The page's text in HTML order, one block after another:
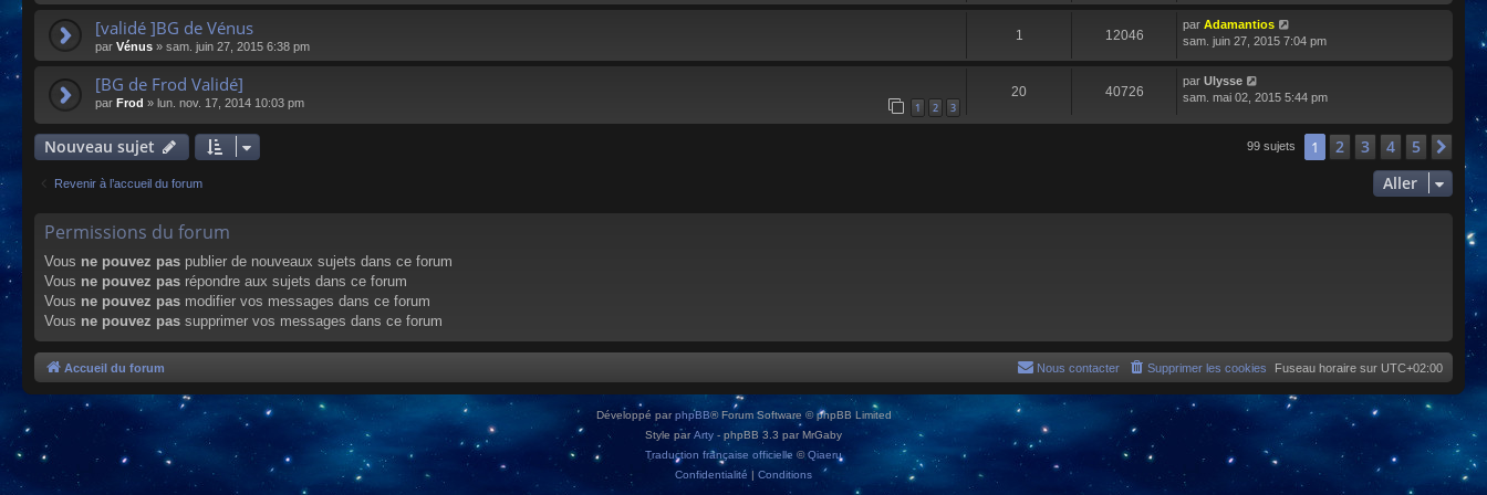
[validé ]BG de Vénus
par Vénus » sam. juin 27, 2015 6:38 pm
1 12046
par Adamantios
sam. juin 27, 2015 7:04 pm
[BG de Frod Validé]
par Frod » lun. nov. 17, 2014 10:03 pm 1 2 3
20 40726
par Ulysse
sam. mai 02, 2015 5:44 pm
Nouveau sujet 99 sujets 1 2 3 4 5
Revenir à l’accueil du forum Aller
Permissions du forum
Vous ne pouvez pas publier de nouveaux sujets dans ce forum
Vous ne pouvez pas répondre aux sujets dans ce forum
Vous ne pouvez pas modifier vos messages dans ce forum
Vous ne pouvez pas supprimer vos messages dans ce forum
Accueil du forum Fuseau horaire sur UTC+02:00
Supprimer les cookies
Nous contacter
Développé par phpBB® Forum Software © phpBB Limited
Style par Arty - phpBB 3.3 par MrGaby
Traduction française officielle ©Qiaeru
Confidentialité | Conditions